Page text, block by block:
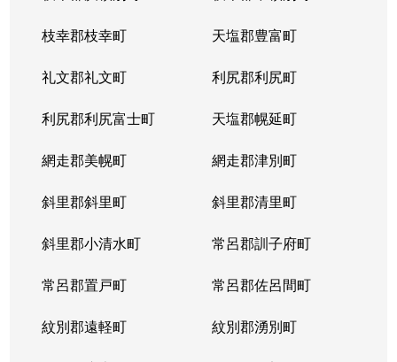
枝幸郡枝幸町 天塩郡豊富町
礼文郡礼文町 利尻郡利尻町
利尻郡利尻富士町 天塩郡幌延町
網走郡美幌町 網走郡津別町
斜里郡斜里町 斜里郡清里町
斜里郡小清水町 常呂郡訓子府町
常呂郡置戸町 常呂郡佐呂間町
紋別郡遠軽町 紋別郡湧別町